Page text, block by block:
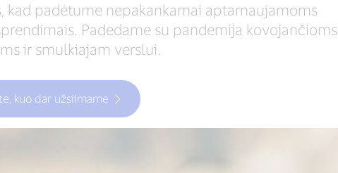
kad padėtume nepakankamai aptarnaujamoms
Padedame su pandemija kovojančioms
ir smulkiajam verslui.
kuo dar užsiimame